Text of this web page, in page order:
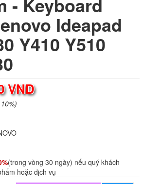
Ideapad
Y410 Y510
VND
(trong vòng 30 ngày) nếu quý khách
hoặc dịch vụ